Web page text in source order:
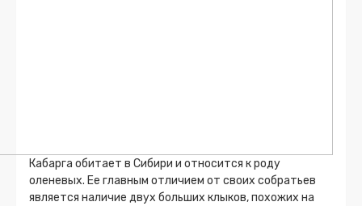
Кабарга обитает в Сибири и относится к роду
оленевых. Ее главным отличием от своих собратьев
является наличие двух больших клыков, похожих на